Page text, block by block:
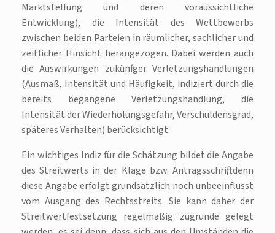
Marktstellung und deren voraussichtliche
Entwicklung), die Intensität des Wettbewerbs
zwischen beiden Parteien in räumlicher, sachlicher und
zeitlicher Hinsicht herangezogen. Dabei werden auch
die Auswirkungen zukünftiger Verletzungshandlungen
(Ausmaß, Intensität und Häufigkeit, indiziert durch die
bereits begangene Verletzungshandlung, die
Intensität der Wiederholungsgefahr, Verschuldensgrad,
späteres Verhalten) berücksichtigt.
Ein wichtiges Indiz für die Schätzung bildet die Angabe
des Streitwerts in der Klage bzw. Antragsschrift, denn
diese Angabe erfolgt grundsätzlich noch unbeeinflusst
vom Ausgang des Rechtsstreits. Sie kann daher der
Streitwertfestsetzung regelmäßig zugrunde gelegt